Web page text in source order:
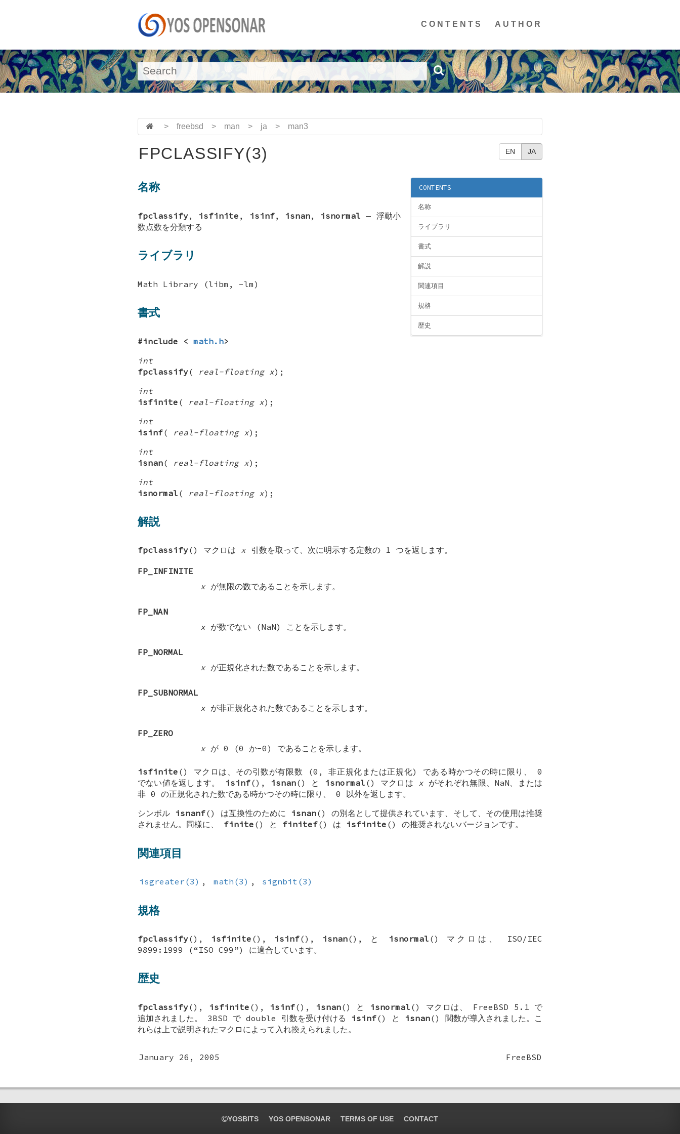
CONTENTS AUTHOR
> freebsd > man > ja > man3
EN JA
FPCLASSIFY(3)
CONTENTS
名称
ライブラリ
書式
解説
関連項目
規格
歴史
名称
fpclassify, isfinite , isinf, isnan, isnormal — 浮動小
数点数を分類する
ライブラリ
Math Library (libm, -lm)
書式
#include < math.h>
int
fpclassify( real-floating x);
int
isfinite ( real-floating x);
int
isinf( real-floating x);
int
isnan( real-floating x);
int
isnormal ( real-floating x);
解説
fpclassify() マクロは x 引数を取って、次に明示する定数の 1 つを返します。
FP_INFINITE
x が無限の数であることを示します。
FP_NAN
x が数でない (NaN) ことを示します。
FP_NORMAL
x が正規化された数であることを示します。
FP_SUBNORMAL
x が非正規化された数であることを示します。
FP_ZERO
x が 0 (0 か-0) であることを示します。
isfinite () マクロは、その引数が有限数 (0, 非正規化または正規化) である時かつその時に限り、 0
でない値を返します。
isinf(), isnan() と isnormal () マクロは xがそれぞれ無限、NaN、または
非 0 の正規化された数である時かつその時に限り、 0 以外を返します。
シンボル isnanf() は互換性のために isnan() の別名として提供されています、そして、その使用は推奨
されません。同様に、 finite () と finitef() は isfinite () の推奨されないバージョンです。
関連項目
isgreater(3) , math(3) , signbit(3)
規格
fpclassify(), isfinite (), isinf(), isnan(), と isnormal () マクロは、 ISO/IEC
9899:1999 (“ISO C99”) に適合しています。
歴史
fpclassify(), isfinite (), isinf(), isnan() と isnormal () マクロは、 FreeBSD 5.1
で
追加されました。 3BSD で double 引数を受け付ける isinf() と isnan() 関数が導入されました。こ
れらは上で説明されたマクロによって入れ換えられました。
January 26, 2005 FreeBSD
YOSBITS YOS OPENSONAR TERMS OF USE CONTACT